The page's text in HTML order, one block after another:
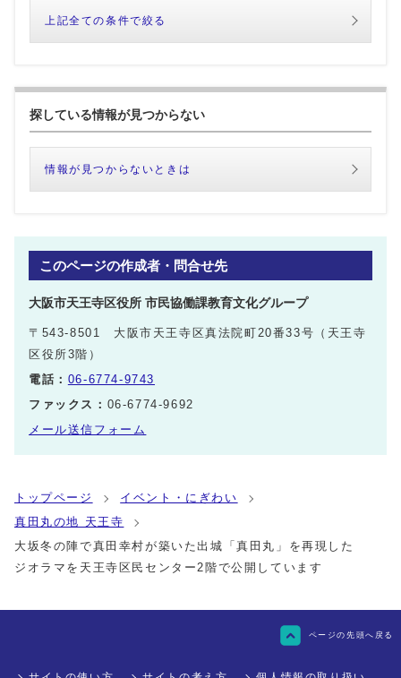
上記全ての条件で絞る
探している情報が見つからない
情報が見つからないときは
このページの作成者・問合せ先
大阪市天王寺区役所 市民協働課教育文化グループ
〒543-8501 大阪市天王寺区真法院町20番33号（天王寺
区役所3階）
電話： 06-6774-9743
ファックス： 06-6774-9692
メール送信フォーム
トップページ
イベント・にぎわい
真田丸の地 天王寺
大坂冬の陣で真田幸村が築いた出城「真田丸」を再現した
ジオラマを天王寺区民センター2階で公開しています
ページの先頭へ戻る